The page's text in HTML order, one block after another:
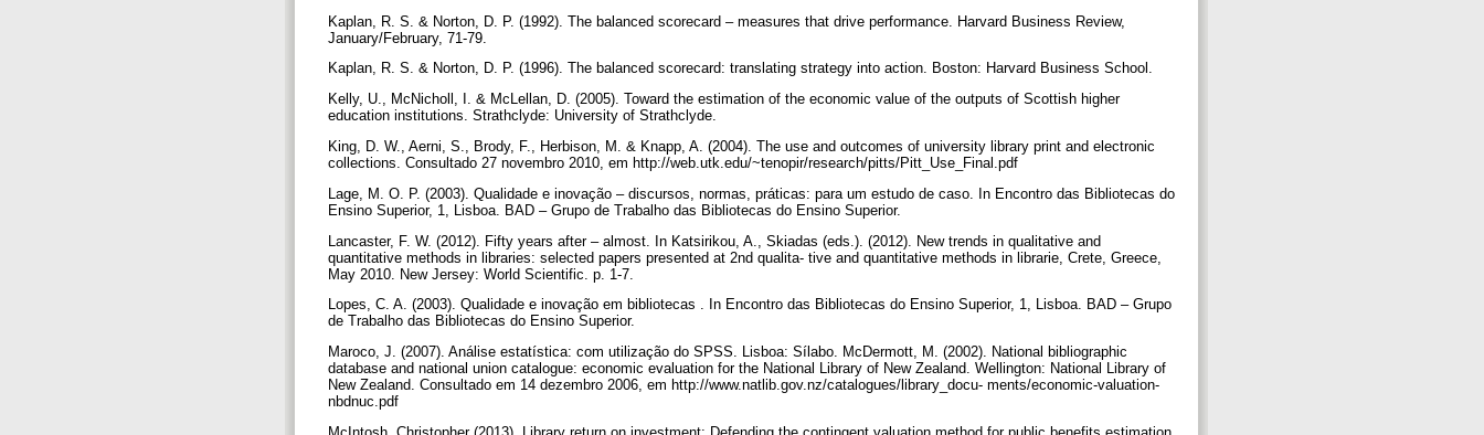
Kaplan, R. S. & Norton, D. P. (1992). The balanced scorecard – measures that drive performance. Harvard Business Review,
January/February, 71-79.
Kaplan, R. S. & Norton, D. P. (1996). The balanced scorecard: translating strategy into action. Boston: Harvard Business School.
Kelly, U., McNicholl, I. & McLellan, D. (2005). Toward the estimation of the economic value of the outputs of Scottish higher
education institutions. Strathclyde: University of Strathclyde.
King, D. W., Aerni, S., Brody, F., Herbison, M. & Knapp, A. (2004). The use and outcomes of university library print and electronic
collections. Consultado 27 novembro 2010, em http://web.utk.edu/~tenopir/research/pitts/Pitt_Use_Final.pdf
Lage, M. O. P. (2003). Qualidade e inovação – discursos, normas, práticas: para um estudo de caso. In Encontro das Bibliotecas do
Ensino Superior, 1, Lisboa. BAD – Grupo de Trabalho das Bibliotecas do Ensino Superior.
Lancaster, F. W. (2012). Fifty years after – almost. In Katsirikou, A., Skiadas (eds.). (2012). New trends in qualitative and
quantitative methods in libraries: selected papers presented at 2nd qualita- tive and quantitative methods in librarie, Crete, Greece,
May 2010. New Jersey: World Scientific. p. 1-7.
Lopes, C. A. (2003). Qualidade e inovação em bibliotecas . In Encontro das Bibliotecas do Ensino Superior, 1, Lisboa. BAD – Grupo
de Trabalho das Bibliotecas do Ensino Superior.
Maroco, J. (2007). Análise estatística: com utilização do SPSS. Lisboa: Sílabo. McDermott, M. (2002). National bibliographic
database and national union catalogue: economic evaluation for the National Library of New Zealand. Wellington: National Library of
New Zealand. Consultado em 14 dezembro 2006, em http://www.natlib.gov.nz/catalogues/library_docu- ments/economic-valuation-
nbdnuc.pdf